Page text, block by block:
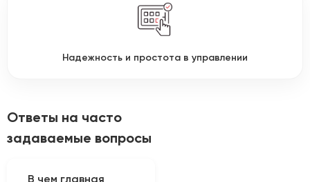
Надежность и простота в управлении
Ответы на часто
задаваемые вопросы
В чем главная